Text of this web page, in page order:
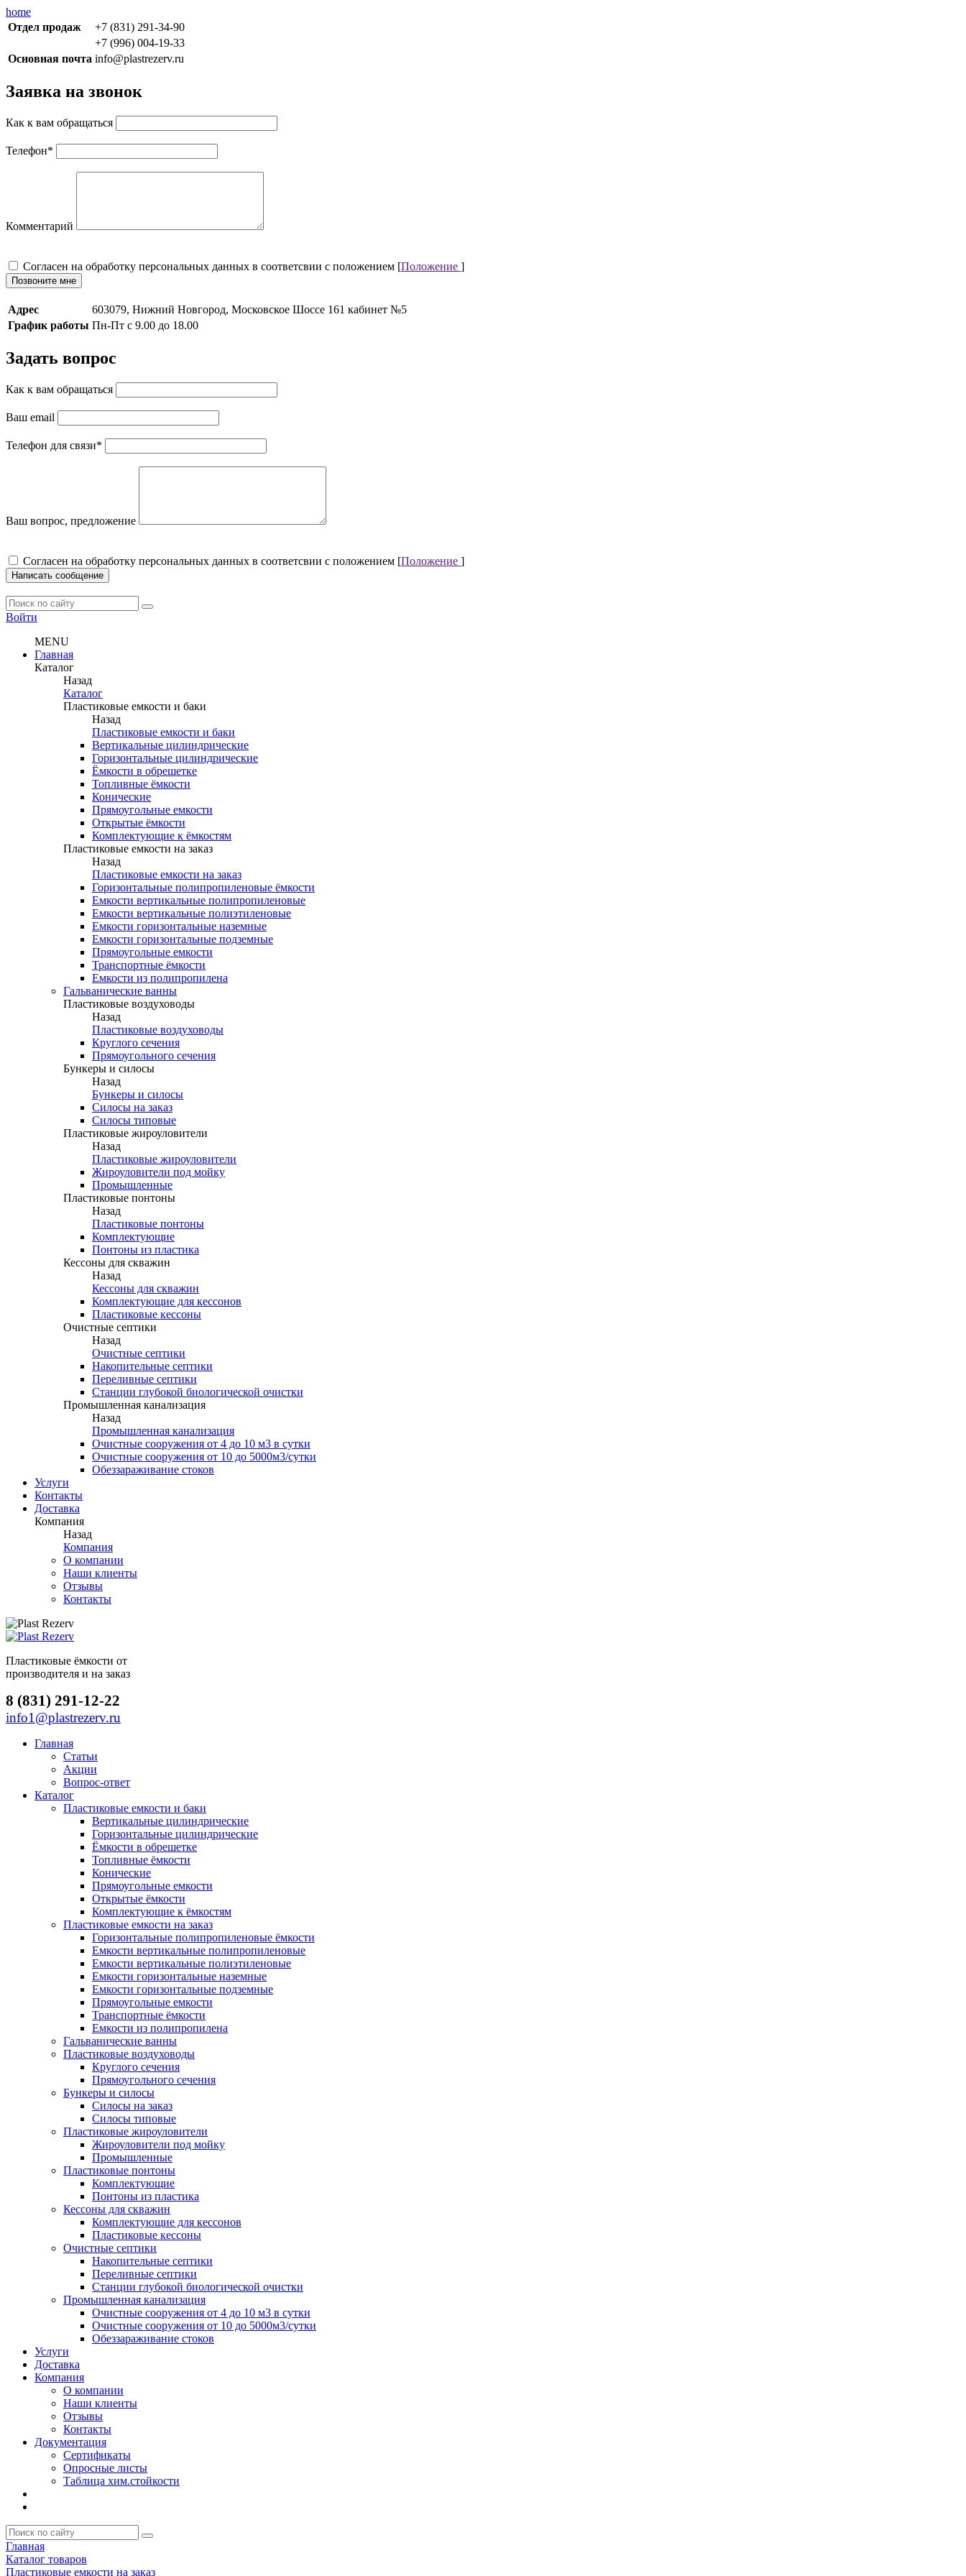
home
Отдел продаж
+7 (831) 291-34-90
+7 (996) 004-19-33
Основная почта info@plastrezerv.ru
Заявка на звонок
Как к вам обращаться
Телефон*
Комментарий
Cогласен на обработку персональных данных в соответсвии с положением [Положение ]
Позвоните мне
Адрес
603079, Нижний Новгород, Московское Шоссе 161 кабинет №5
График работы Пн-Пт с 9.00 до 18.00
Задать вопрос
Как к вам обращаться
Ваш email
Телефон для связи*
Ваш вопрос, предложение
Cогласен на обработку персональных данных в соответсвии с положением [Положение ]
Написать сообщение
Войти
MENU
Главная
Каталог
Назад
Каталог
Пластиковые емкости и баки
Назад
Пластиковые емкости и баки
Вертикальные цилиндрические
Горизонтальные цилиндрические
Ёмкости в обрешетке
Топливные ёмкости
Конические
Прямоугольные емкости
Открытые ёмкости
Комплектующие к ёмкостям
Пластиковые емкости на заказ
Назад
Пластиковые емкости на заказ
Горизонтальные полипропиленовые ёмкости
Емкости вертикальные полипропиленовые
Емкости вертикальные полиэтиленовые
Емкости горизонтальные наземные
Емкости горизонтальные подземные
Прямоугольные емкости
Транспортные ёмкости
Емкости из полипропилена
Гальванические ванны
Пластиковые воздуховоды
Назад
Пластиковые воздуховоды
Круглого сечения
Прямоугольного сечения
Бункеры и силосы
Назад
Бункеры и силосы
Силосы на заказ
Силосы типовые
Пластиковые жироуловители
Назад
Пластиковые жироуловители
Жироуловители под мойку
Промышленные
Пластиковые понтоны
Назад
Пластиковые понтоны
Комплектующие
Понтоны из пластика
Кессоны для скважин
Назад
Кессоны для скважин
Комплектующие для кессонов
Пластиковые кессоны
Очистные септики
Назад
Очистные септики
Накопительные септики
Переливные септики
Станции глубокой биологической очистки
Промышленная канализация
Назад
Промышленная канализация
Очистные сооружения от 4 до 10 м3 в сутки
Очистные сооружения от 10 до 5000м3/сутки
Обеззараживание стоков
Услуги
Контакты
Доставка
Компания
Назад
Компания
О компании
Наши клиенты
Отзывы
Контакты
Пластиковые ёмкости от
производителя и на заказ
8 (831) 291-12-22
info1@plastrezerv.ru
Главная
Статьи
Акции
Вопрос-ответ
Каталог
Пластиковые емкости и баки
Вертикальные цилиндрические
Горизонтальные цилиндрические
Ёмкости в обрешетке
Топливные ёмкости
Конические
Прямоугольные емкости
Открытые ёмкости
Комплектующие к ёмкостям
Пластиковые емкости на заказ
Горизонтальные полипропиленовые ёмкости
Емкости вертикальные полипропиленовые
Емкости вертикальные полиэтиленовые
Емкости горизонтальные наземные
Емкости горизонтальные подземные
Прямоугольные емкости
Транспортные ёмкости
Емкости из полипропилена
Гальванические ванны
Пластиковые воздуховоды
Круглого сечения
Прямоугольного сечения
Бункеры и силосы
Силосы на заказ
Силосы типовые
Пластиковые жироуловители
Жироуловители под мойку
Промышленные
Пластиковые понтоны
Комплектующие
Понтоны из пластика
Кессоны для скважин
Комплектующие для кессонов
Пластиковые кессоны
Очистные септики
Накопительные септики
Переливные септики
Станции глубокой биологической очистки
Промышленная канализация
Очистные сооружения от 4 до 10 м3 в сутки
Очистные сооружения от 10 до 5000м3/сутки
Обеззараживание стоков
Услуги
Доставка
Компания
О компании
Наши клиенты
Отзывы
Контакты
Документация
Сертификаты
Опросные листы
Таблица хим.стойкости
Главная
Каталог товаров
Пластиковые емкости на заказ